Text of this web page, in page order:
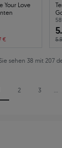
Your Love
€
sehen 38 mit 207
2 3 …